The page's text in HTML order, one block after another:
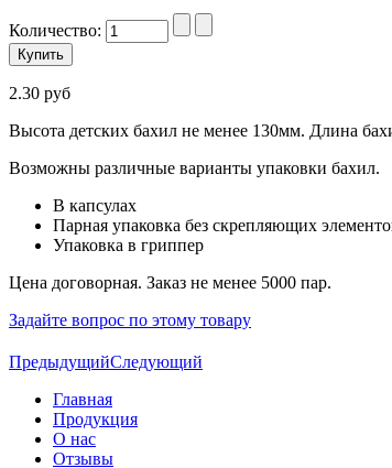
Количество:
2.30 руб
Высота детских бахил не менее 130мм. Длина
Возможны различные варианты упаковки бахил.
В капсулах
Парная упаковка без скрепляющих
Упаковка в гриппер
Цена договорная. Заказ не менее 5000 пар.
Задайте вопрос по этому товару
ПредыдущийСледующий
Главная
Продукция
О нас
Отзывы